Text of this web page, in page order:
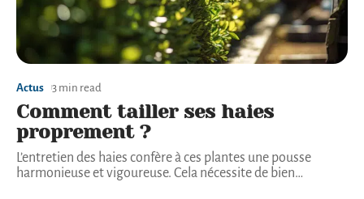
Actus 3 min read
Comment tailler ses haies
proprement ?
L’entretien des haies confère à ces plantes une pousse
harmonieuse et vigoureuse. Cela nécessite de bien…